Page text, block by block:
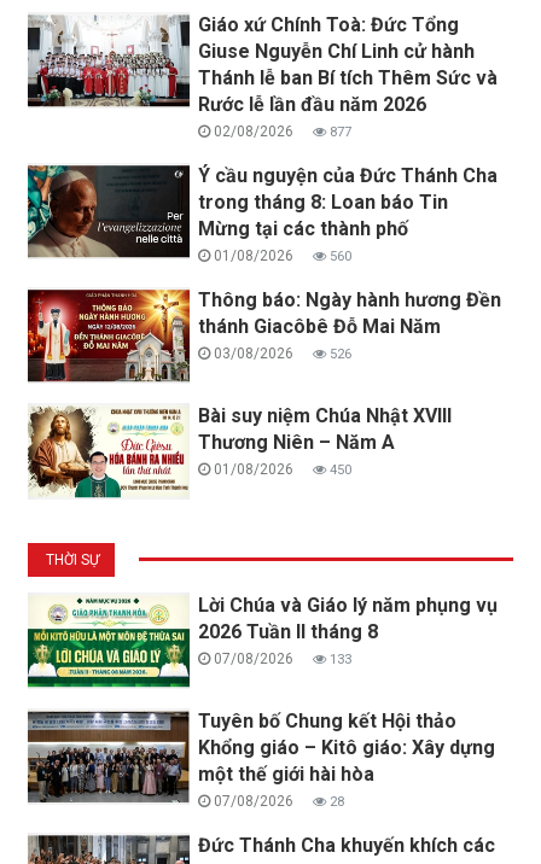
Giáo xứ Chính Toà: Đức Tổng
Giuse Nguyễn Chí Linh cử hành
Thánh lễ ban Bí tích Thêm Sức và
Rước lễ lần đầu năm 2026
02/08/2026 877
Ý cầu nguyện của Đức Thánh Cha
trong tháng 8: Loan báo Tin
Mừng tại các thành phố
01/08/2026 560
Thông báo: Ngày hành hương Đền
thánh Giacôbê Đỗ Mai Năm
03/08/2026 526
Bài suy niệm Chúa Nhật XVIII
Thương Niên – Năm A
01/08/2026 450
THỜI SỰ
Lời Chúa và Giáo lý năm phụng vụ
2026 Tuần II tháng 8
07/08/2026 133
Tuyên bố Chung kết Hội thảo
Khổng giáo – Kitô giáo: Xây dựng
một thế giới hài hòa
07/08/2026 28
Đức Thánh Cha khuyến khích các